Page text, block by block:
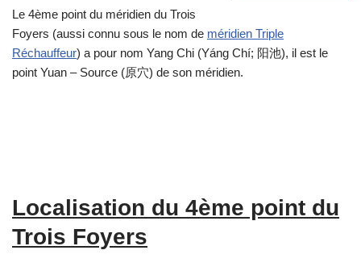
Le 4ème point du méridien du Trois
Foyers (aussi connu sous le nom de méridien Triple
Réchauffeur) a pour nom Yang Chi (Yáng Chí; 阳池), il est le
point Yuan – Source (原穴) de son méridien.
Localisation du 4ème point du
Trois Foyers